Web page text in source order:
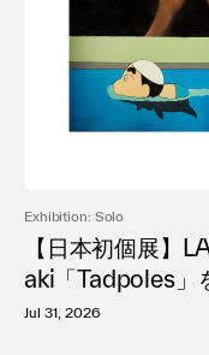
利用規約
運営会社
お問い合わせ
Exhibition: Solo
【日本初個展】
aki「Tadpoles」
RYで開催
Jul 31, 2026